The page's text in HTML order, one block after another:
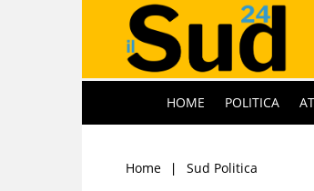
HOME POLITICA
Home Sud Politica